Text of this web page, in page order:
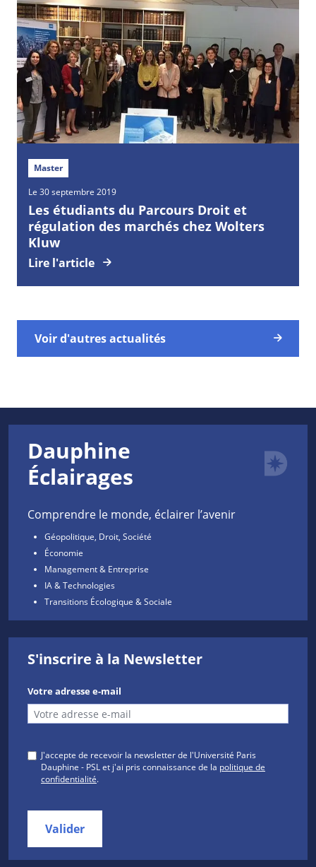
Master
Le 30 septembre 2019
Les étudiants du Parcours Droit et
régulation des marchés chez Wolters
Kluw
Lire l'article
Voir d'autres actualités
Dauphine
Éclairages
Comprendre le monde, éclairer l’avenir
Géopolitique, Droit, Société
Économie
Management & Entreprise
IA & Technologies
Transitions Écologique & Sociale
S'inscrire à la Newsletter
Votre adresse e-mail
J'accepte de recevoir la newsletter de l'Université Paris
Dauphine - PSL et j'ai pris connaissance de la politique de
confidentialité.
Valider